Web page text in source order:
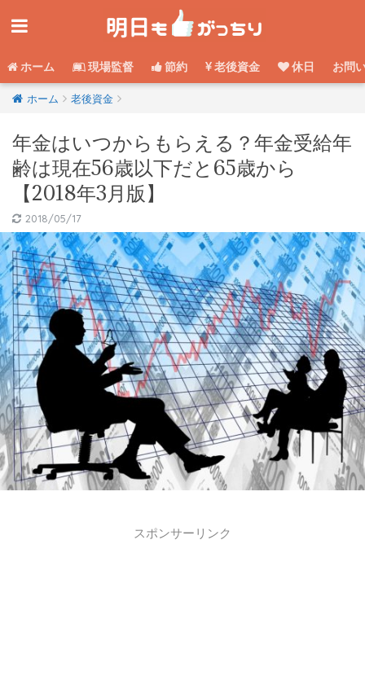
ホーム 現場監督 節約 老後資金 休日 お問
ホーム 老後資金
年金はいつからもらえる？年金受給年
齢は現在56歳以下だと65歳から
【2018年3月版】
2018/05/17
スポンサーリンク